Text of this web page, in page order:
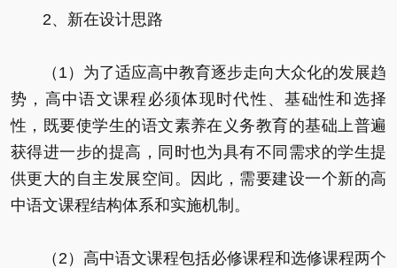
2、新在设计思路
（1）为了适应高中教育逐步走向大众化的发展趋
势，高中语文课程必须体现时代性、基础性和选择
性，既要使学生的语文素养在义务教育的基础上普遍
获得进一步的提高，同时也为具有不同需求的学生提
供更大的自主发展空间。因此，需要建设一个新的高
中语文课程结构体系和实施机制。
（2）高中语文课程包括必修课程和选修课程两个